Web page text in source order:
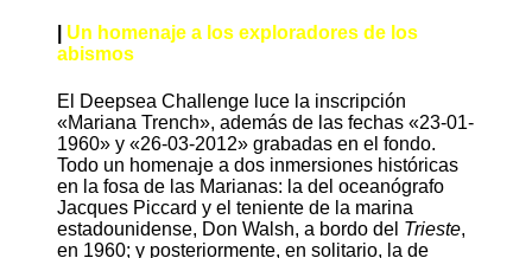
Un homenaje a los exploradores de los
abismos
El Deepsea Challenge luce la inscripción
«Mariana Trench», además de las fechas «23-01-
1960» y «26-03-2012» grabadas en el fondo.
Todo un homenaje a dos inmersiones históricas
en la fosa de las Marianas: la del oceanógrafo
Jacques Piccard y el teniente de la marina
estadounidense, Don Walsh, a bordo del Trieste,
en 1960; y posteriormente, en solitario, la de